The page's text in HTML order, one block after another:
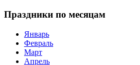
Праздники по месяцам
Январь
Февраль
Март
Апрель